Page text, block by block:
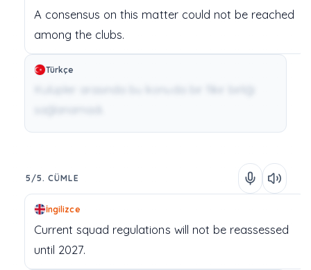
A consensus on this matter could not be reached
among the clubs.
Türkçe
5/5. CÜMLE
İngilizce
Current squad regulations will not be reassessed
until 2027.